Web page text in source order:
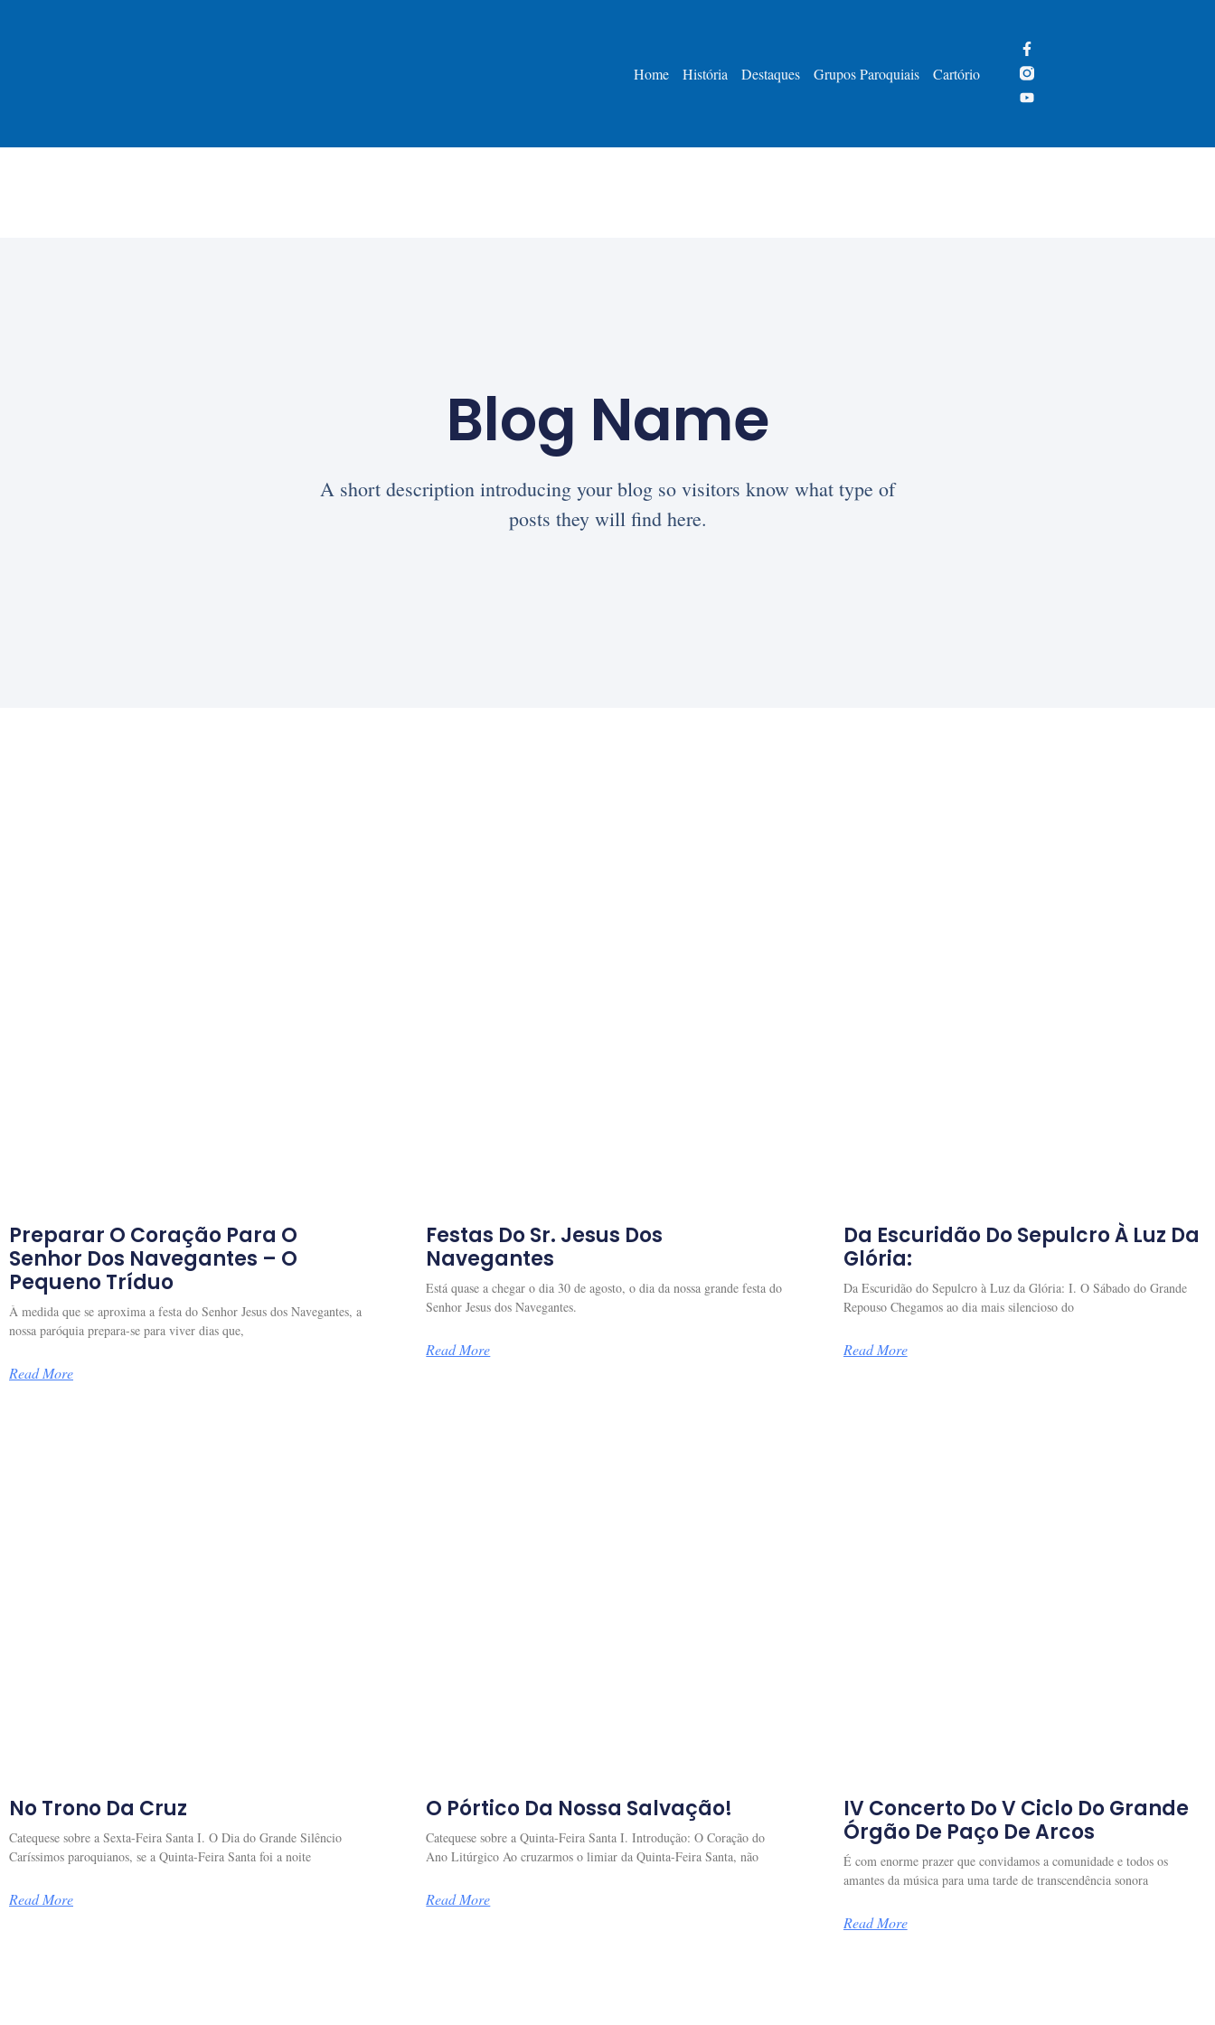
Home História Destaques Grupos Paroquiais Cartório
Blog Name
A short description introducing your blog so visitors know what type of
posts they will find here.
Preparar O Coração Para O
Senhor Dos Navegantes – O
Pequeno Tríduo
À medida que se aproxima a festa do Senhor Jesus dos Navegantes, a
nossa paróquia prepara-se para viver dias que,
Read More
Festas Do Sr. Jesus Dos
Navegantes
Está quase a chegar o dia 30 de agosto, o dia da nossa grande festa do
Senhor Jesus dos Navegantes.
Read More
Da Escuridão Do Sepulcro À Luz Da
Glória:
Da Escuridão do Sepulcro à Luz da Glória: I. O Sábado do Grande
Repouso Chegamos ao dia mais silencioso do
Read More
No Trono Da Cruz
Catequese sobre a Sexta-Feira Santa I. O Dia do Grande Silêncio
Caríssimos paroquianos, se a Quinta-Feira Santa foi a noite
Read More
O Pórtico Da Nossa Salvação!
Catequese sobre a Quinta-Feira Santa I. Introdução: O Coração do
Ano Litúrgico Ao cruzarmos o limiar da Quinta-Feira Santa, não
Read More
IV Concerto Do V Ciclo Do Grande
Órgão De Paço De Arcos
É com enorme prazer que convidamos a comunidade e todos os
amantes da música para uma tarde de transcendência sonora
Read More